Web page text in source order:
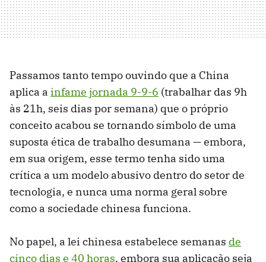
Passamos tanto tempo ouvindo que a China
aplica a infame jornada 9-9-6 (trabalhar das 9h
às 21h, seis dias por semana) que o próprio
conceito acabou se tornando símbolo de uma
suposta ética de trabalho desumana — embora,
em sua origem, esse termo tenha sido uma
crítica a um modelo abusivo dentro do setor de
tecnologia, e nunca uma norma geral sobre
como a sociedade chinesa funciona.
No papel, a lei chinesa estabelece semanas de
cinco dias e 40 horas, embora sua aplicação seja